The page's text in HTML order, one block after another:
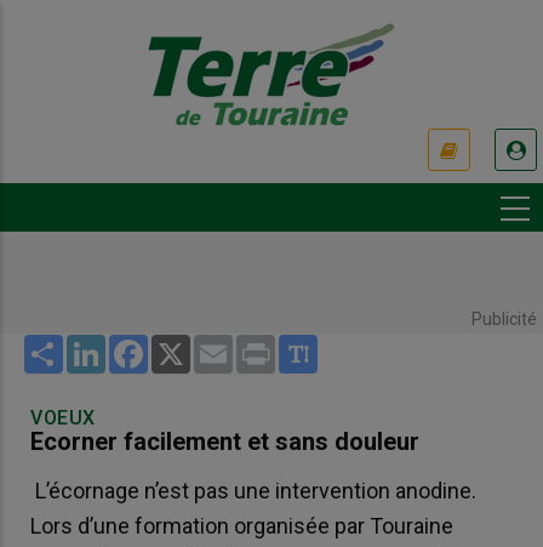
Publicité
Share LinkedInFacebook
X Email Print
VOEUX
Ecorner facilement et sans douleur
L’écornage n’est pas une intervention anodine.
Lors d’une formation organisée par Touraine